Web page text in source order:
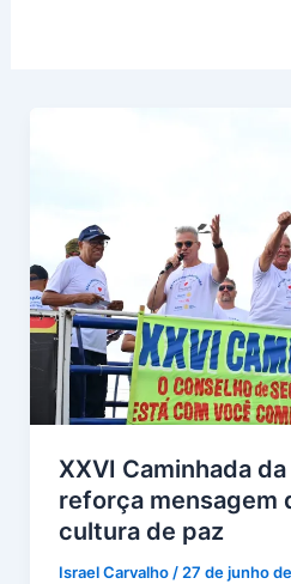
XXVI Caminhada
reforça mensagem
cultura de paz
Israel Carvalho/27 de junho